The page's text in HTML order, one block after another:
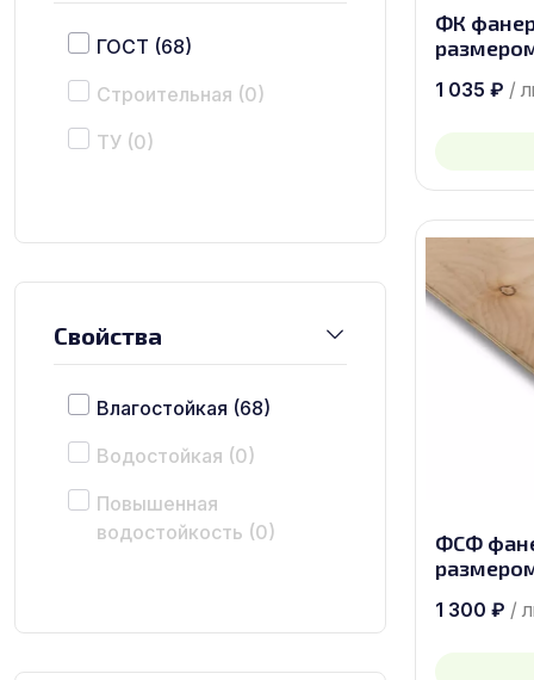
ГОСТ (68)
Строительная (0)
ТУ (0)
Свойства
Влагостойкая (68)
Водостойкая (0)
Повышенная
водостойкость (0)
ФК
1 035 ₽ /
ФСФ
1 300 ₽ /